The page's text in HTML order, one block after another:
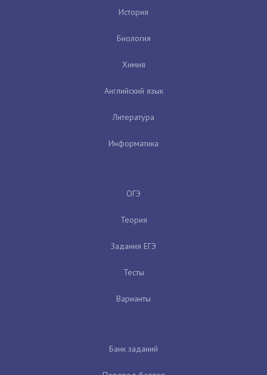
История
Биология
Химия
Английский язык
Литература
Информатика
ОГЭ
Теория
Задания ЕГЭ
Тесты
Варианты
Банк заданий